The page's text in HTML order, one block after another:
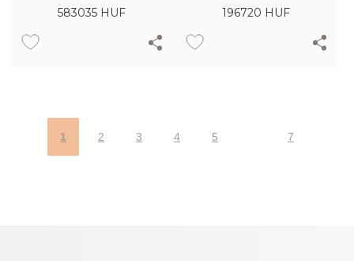
583035 HUF 196720 HUF
1 2 3 4 5 7